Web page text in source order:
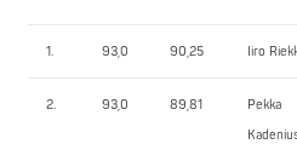
1. 93,0 90,25 Iiro
2. 93,0 89,81
Pekka